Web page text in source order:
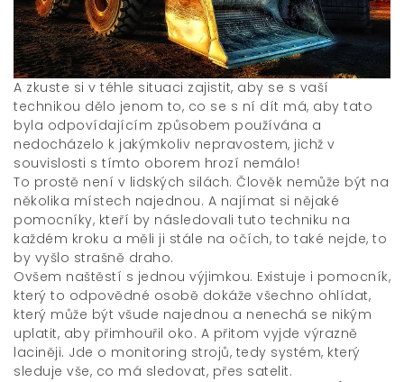
A zkuste si v téhle situaci zajistit, aby se s vaší
technikou dělo jenom to, co se s ní dít má, aby tato
byla odpovídajícím způsobem používána a
nedocházelo k jakýmkoliv nepravostem, jichž v
souvislosti s tímto oborem hrozí nemálo!
To prostě není v lidských silách. Člověk nemůže být na
několika místech najednou. A najímat si nějaké
pomocníky, kteří by následovali tuto techniku na
každém kroku a měli ji stále na očích, to také nejde, to
by vyšlo strašně draho.
Ovšem naštěstí s jednou výjimkou. Existuje i pomocník,
který to odpovědné osobě dokáže všechno ohlídat,
který může být všude najednou a nenechá se nikým
uplatit, aby přimhouřil oko. A přitom vyjde výrazně
laciněji. Jde o monitoring strojů, tedy systém, který
sleduje vše, co má sledovat, přes satelit.